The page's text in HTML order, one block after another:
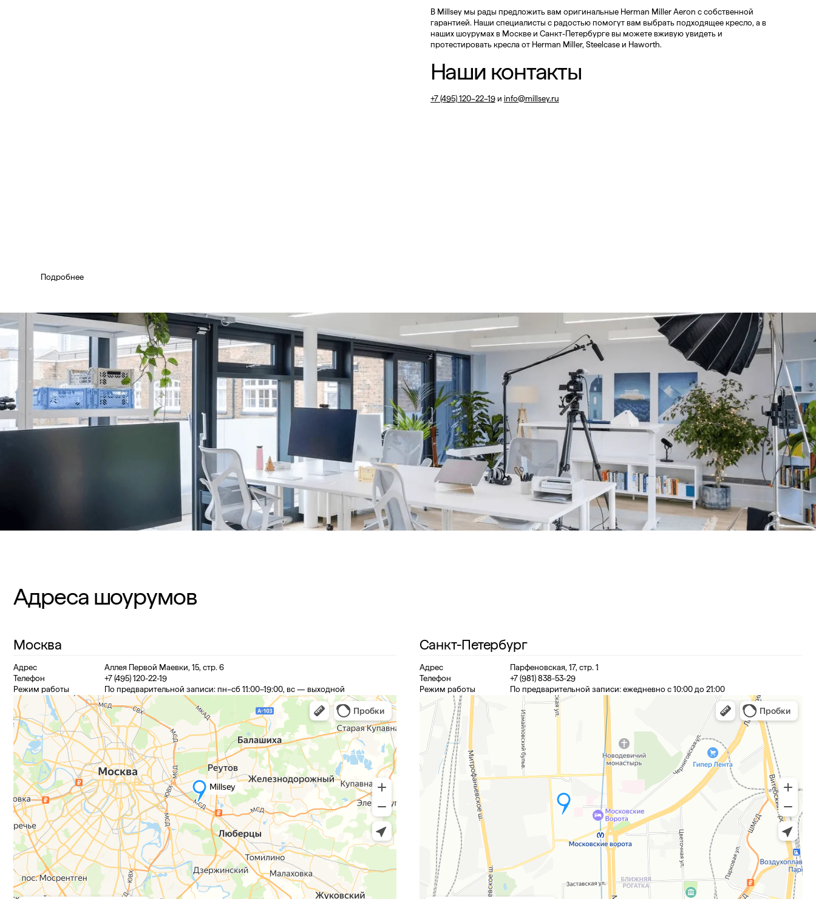
В Millsey мы рады предложить вам оригинальные Herman Miller Aeron с собственной
гарантией. Наши специалисты с радостью помогут вам выбрать подходящее кресло, а в
наших шоурумах в Москве и Санкт-Петербурге вы можете вживую увидеть и
протестировать кресла от Herman Miller, Steelcase и Haworth.
Наши контакты
+7 (495) 120–22–19и info@millsey.ru
Подробнее
Адреса шоурумов
Москва
Адрес
Аллея Первой Маевки, 15, стр. 6
Телефон
+7 (495) 120-22-19
Режим работы
По предварительной записи: пн–сб 11:00–19:00, вс — выходной
Санкт-Петербург
Адрес
Парфеновская, 17, стр. 1
Телефон
+7 (981) 838-53-29
Режим работы
По предварительной записи: ежедневно с 10:00 до 21:00